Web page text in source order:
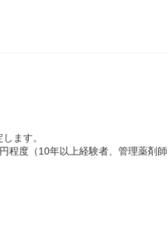
ます。
度（10年以上経験者、管理薬剤師